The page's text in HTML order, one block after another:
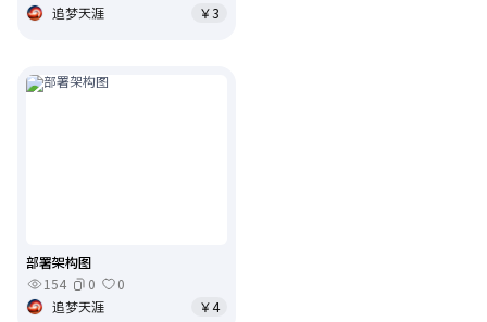
追梦天涯
￥3
部署架构图
154
0
0
追梦天涯
￥4